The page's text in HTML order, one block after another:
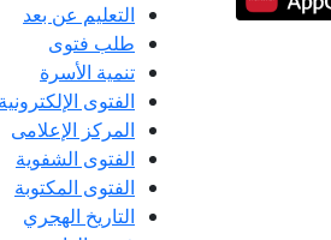
التعليم عن بعد
طلب فتوى
تنمية الأسرة
الفتوى الإلكترونية
المركز الإعلامى
الفتوى الشفوية
الفتوى المكتوبة
التاريخ الهجري